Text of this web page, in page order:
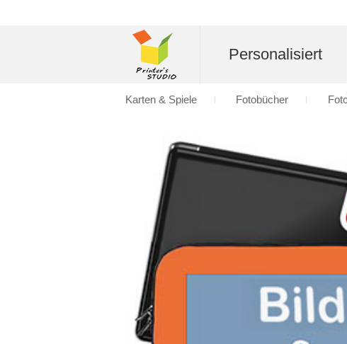
Personalisiert
Karten & Spiele Fotobücher